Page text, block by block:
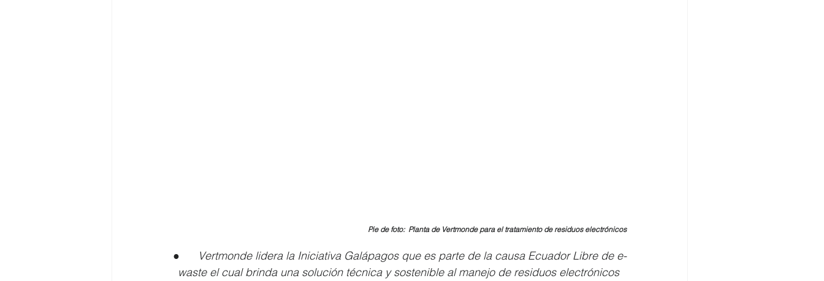
Pie de foto:  Planta de Vertmonde para el tratamiento de residuos electrónicos
●
Vertmonde lidera la Iniciativa Galápagos que es parte de la causa Ecuador Libre de e-
waste el cual brinda una solución técnica y sostenible al manejo de residuos electrónicos